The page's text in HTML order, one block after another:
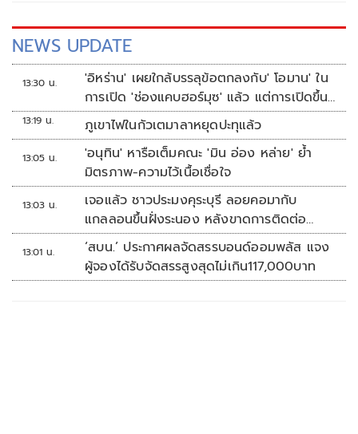
NEWS UPDATE
13:30 น.
'อิหร่าน' เผยใกล้บรรลุข้อตกลงกับ' โอมาน' ใน
การเปิด 'ช่องแคบฮอร์มุซ' แล้ว แต่การเปิดขึ้น
อยู่กับสหรัฐฯ
13:19 น. ภูเขาไฟในกัวเตมาลาหยุดปะทุแล้ว
13:05 น.
'อนุทิน' หารือเต็มคณะ 'มิน อ่อง หล่าย' ย้ำ
มิตรภาพ-ความไว้เนื้อเชื่อใจ
13:03 น.
เจอแล้ว ชาวประมงคุระบุรี ลอยคอมากับ
แกลลอนขึ้นฝั่งระนอง หลังขาดการติดต่อ
หลายวัน
13:01 น.
‘สบน.’ ประกาศผลจัดสรรบอนด์ออมพลัส แจง
ผู้จองได้รับจัดสรรสูงสุดไม่เกิน117,000บาท